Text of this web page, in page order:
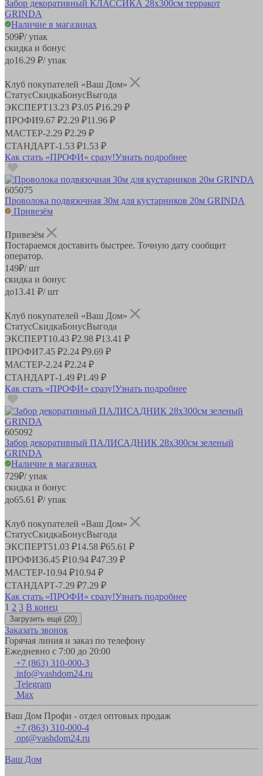
Забор декоративный КЛАССИКА 28x300см терракот
GRINDA
Наличие в магазинах
509₽/ упак
скидка и бонус
до16.29 ₽/ упак
Клуб покупателей «Ваш Дом»
СтатусСкидкаБонусВыгода
ЭКСПЕРТ13.23 ₽3.05 ₽16.29 ₽
ПРОФИ9.67 ₽2.29 ₽11.96 ₽
МАСТЕР-2.29 ₽2.29 ₽
СТАНДАРТ-1.53 ₽1.53 ₽
Как стать «ПРОФИ» сразу!Узнать подробнее
605075
Проволока подвязочная 30м для кустарников 20м GRINDA
Привезём
Привезём
Постараемся доставить быстрее. Точную дату сообщит
оператор.
149₽/ шт
скидка и бонус
до13.41 ₽/ шт
Клуб покупателей «Ваш Дом»
СтатусСкидкаБонусВыгода
ЭКСПЕРТ10.43 ₽2.98 ₽13.41 ₽
ПРОФИ7.45 ₽2.24 ₽9.69 ₽
МАСТЕР-2.24 ₽2.24 ₽
СТАНДАРТ-1.49 ₽1.49 ₽
Как стать «ПРОФИ» сразу!Узнать подробнее
605092
Забор декоративный ПАЛИСАДНИК 28x300см зеленый
GRINDA
Наличие в магазинах
729₽/ упак
скидка и бонус
до65.61 ₽/ упак
Клуб покупателей «Ваш Дом»
СтатусСкидкаБонусВыгода
ЭКСПЕРТ51.03 ₽14.58 ₽65.61 ₽
ПРОФИ36.45 ₽10.94 ₽47.39 ₽
МАСТЕР-10.94 ₽10.94 ₽
СТАНДАРТ-7.29 ₽7.29 ₽
Как стать «ПРОФИ» сразу!Узнать подробнее
1 2 3 В конец
Загрузить ещё (20)
Заказать звонок
Горячая линия и заказ по телефону
Ежедневно с 7:00 до 20:00
+7 (863) 310-000-3
info@vashdom24.ru
Telegram
Max
Ваш Дом Профи - отдел оптовых продаж
+7 (863) 310-000-4
opt@vashdom24.ru
Ваш Дом